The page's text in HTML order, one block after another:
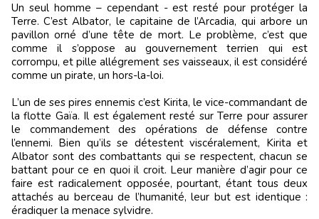
Un seul homme – cependant - est resté pour protéger la
Terre. C’est Albator, le capitaine de l’Arcadia, qui arbore un
pavillon orné d’une tête de mort. Le problème, c’est que
comme il s’oppose au gouvernement terrien qui est
corrompu, et pille allégrement ses vaisseaux, il est considéré
comme un pirate, un hors-la-loi.
L’un de ses pires ennemis c’est Kirita, le vice-commandant de
la flotte Gaïa. Il est également resté sur Terre pour assurer
le commandement des opérations de défense contre
l’ennemi. Bien qu’ils se détestent viscéralement, Kirita et
Albator sont des combattants qui se respectent, chacun se
battant pour ce en quoi il croit. Leur manière d’agir pour ce
faire est radicalement opposée, pourtant, étant tous deux
attachés au berceau de l’humanité, leur but est identique :
éradiquer la menace sylvidre.